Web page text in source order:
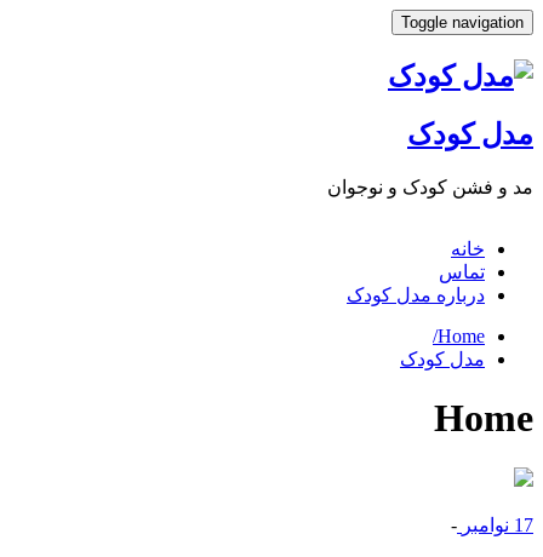
Toggle
کودک
فشن کودک و نوجوان
خانه
تماس
درباره مدل کودک
Home/
مدل کودک